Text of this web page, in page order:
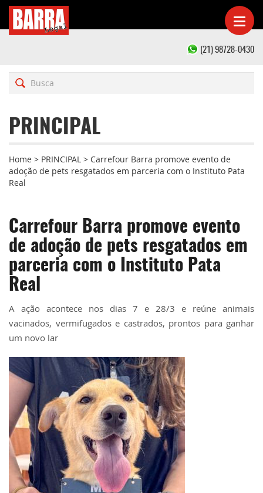
(21) 98728-0430
PRINCIPAL
Home > PRINCIPAL > Carrefour Barra promove evento de
adoção de pets resgatados em parceria com o Instituto Pata
Real
Carrefour Barra promove evento
de adoção de pets resgatados em
parceria com o Instituto Pata
Real
A ação acontece nos dias 7 e 28/3 e reúne animais
vacinados, vermifugados e castrados, prontos para ganhar
um novo lar